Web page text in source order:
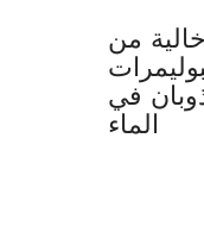
من
في
الماء